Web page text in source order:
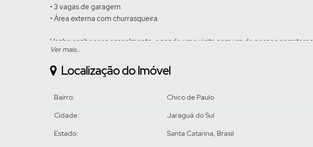
• 3 vagas de garagem.
• Área externa com churrasqueira.
Venha conhecer pessoalmente, agende uma visita com um de nossos corretores.
Ver mais...
Localização do Imóvel
Bairro: Chico de Paulo
Cidade: Jaraguá do Sul
Estado: Santa Catarina, Brasil